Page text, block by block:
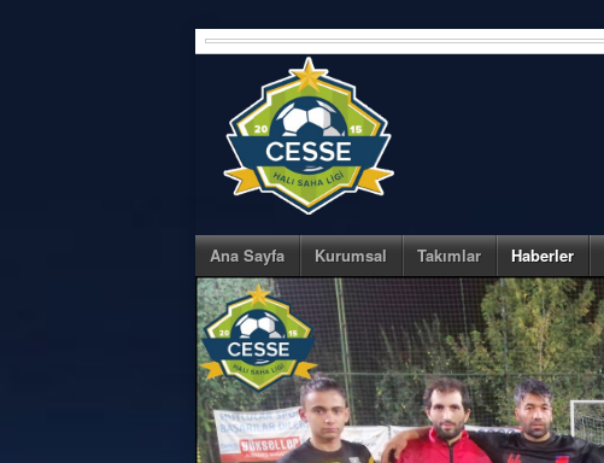
Skip
to
Ana Sayfa Kurumsal Takımlar Haberler